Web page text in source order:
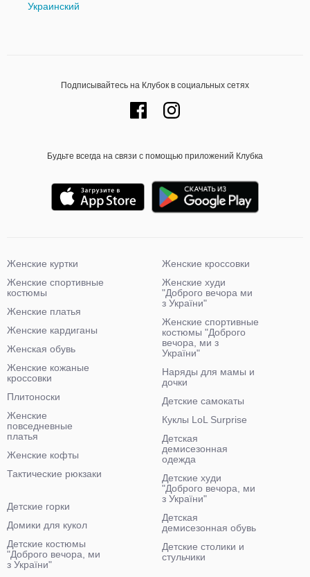
Украинский
Подписывайтесь на Клубок в социальных сетях
Будьте всегда на связи с помощью приложений Клубка
Женские куртки
Женские спортивные
костюмы
Женские платья
Женские кардиганы
Женская обувь
Женские кожаные
кроссовки
Плитоноски
Женские
повседневные
платья
Женские кофты
Тактические рюкзаки
Женские кроссовки
Женские худи
"Доброго вечора ми
з України"
Женские спортивные
костюмы "Доброго
вечора, ми з
України"
Наряды для мамы и
дочки
Детские самокаты
Куклы LoL Surprise
Детская
демисезонная
одежда
Детские худи
"Доброго вечора, ми
з України"
Детская
демисезонная обувь
Детские столики и
стульчики
Детские горки
Домики для кукол
Детские костюмы
"Доброго вечора, ми
з України"